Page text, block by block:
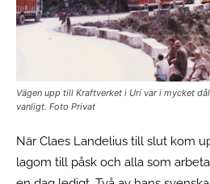
Vägen upp till Kraftverket i Uri var i mycket
vanligt. Foto Privat
När Claes Landelius till slut kom
lagom till påsk och alla som